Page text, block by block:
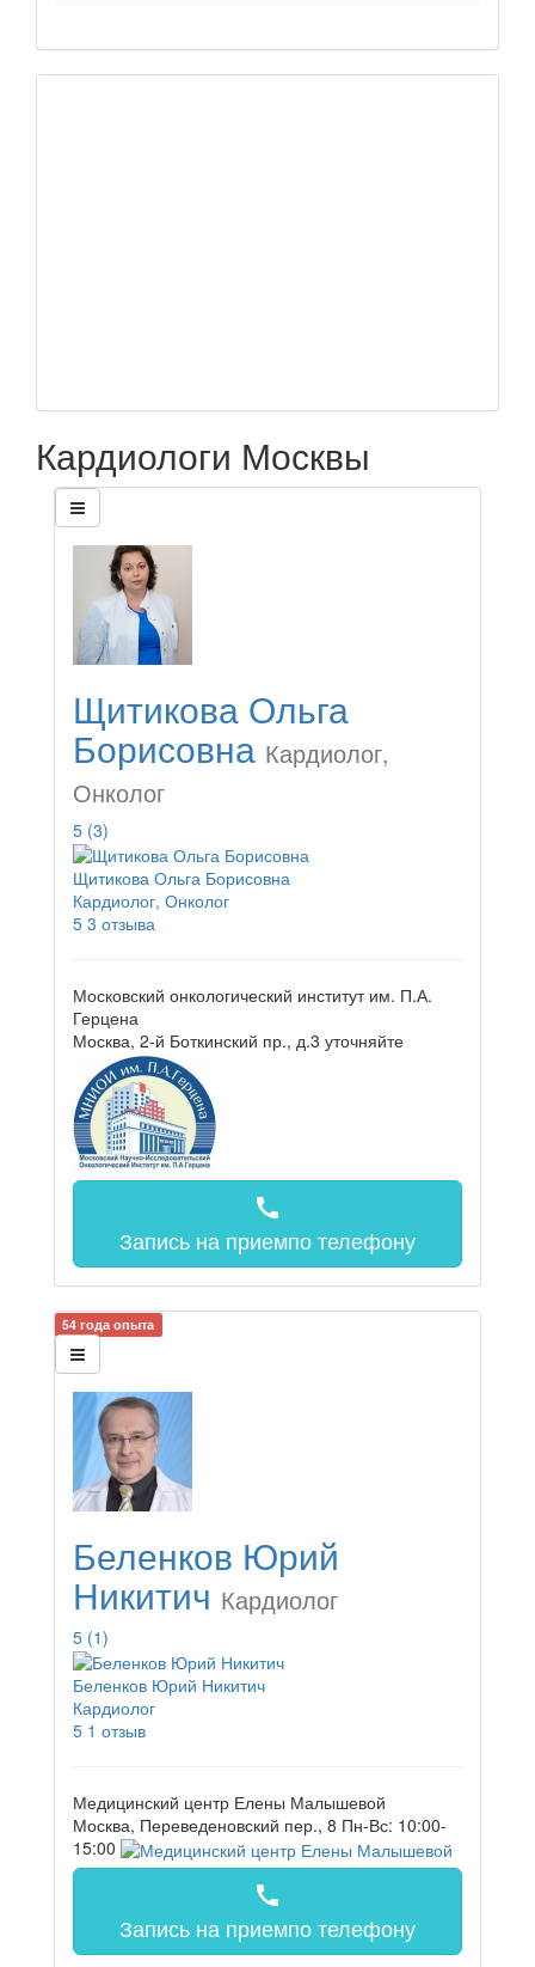
Кардиологи Москвы
Щитикова Ольга
Борисовна Кардиолог,
Онколог
5 (3)
Щитикова Ольга Борисовна
Кардиолог, Онколог
5 3 отзыва
Московский онкологический институт им. П.А.
Герцена
Москва, 2-й Боткинский пр., д.3 уточняйте
call
Запись на приемпо телефону
54 года опыта
Беленков Юрий
Никитич Кардиолог
5 (1)
Беленков Юрий Никитич
Кардиолог
5 1 отзыв
Медицинский центр Елены Малышевой
Москва, Переведеновский пер., 8 Пн-Вс: 10:00-
15:00
call
Запись на приемпо телефону